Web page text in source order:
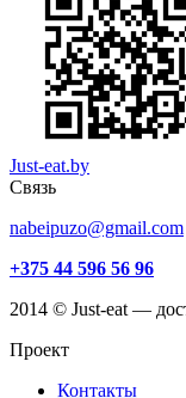
Just-eat.by
Связь
nabeipuzo@gmail.com
+375 44 596 56 96
2014 © Just-eat —
Проект
Контакты